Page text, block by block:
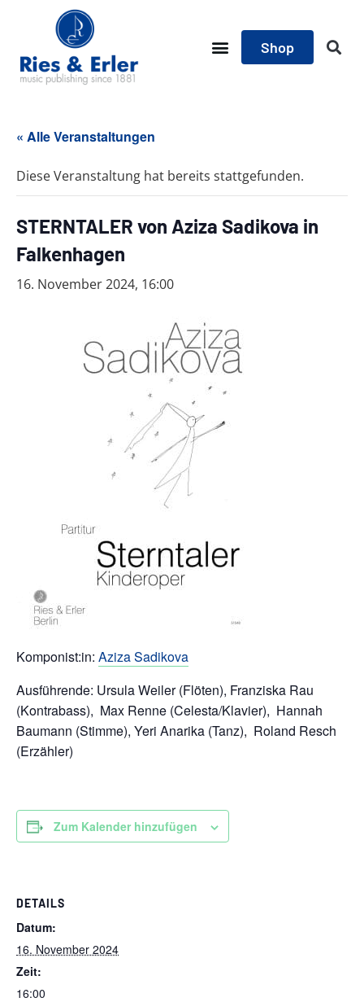
Shop
« Alle Veranstaltungen
Diese Veranstaltung hat bereits stattgefunden.
STERNTALER von Aziza Sadikova in
Falkenhagen
16. November 2024, 16:00
Komponist:in: Aziza Sadikova
Ausführende: Ursula Weiler (Flöten), Franziska Rau
(Kontrabass), Max Renne (Celesta/Klavier), Hannah
Baumann (Stimme), Yeri Anarika (Tanz), Roland Resch
(Erzähler)
Zum Kalender hinzufügen
DETAILS
Datum:
16. November 2024
Zeit:
16:00